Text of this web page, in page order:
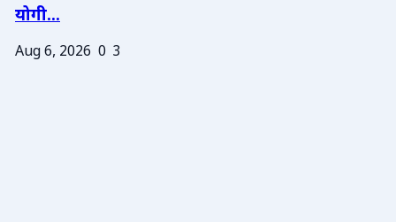
योगी...
Aug 6, 2026 0 3